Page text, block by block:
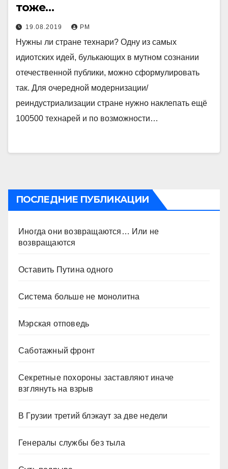
тоже…
19.08.2019 РМ
Нужны ли стране технари? Одну из самых
идиотских идей, булькающих в мутном сознании
отечественной публики, можно сформулировать
так. Для очередной модернизации/
реиндустриализации стране нужно наклепать ещё
100500 технарей и по возможности…
ПОСЛЕДНИЕ ПУБЛИКАЦИИ
Иногда они возвращаются… Или не
возвращаются
Оставить Путина одного
Система больше не монолитна
Мэрская отповедь
Саботажный фронт
Секретные похороны заставляют иначе
взглянуть на взрыв
В Грузии третий блэкаут за две недели
Генералы службы без тыла